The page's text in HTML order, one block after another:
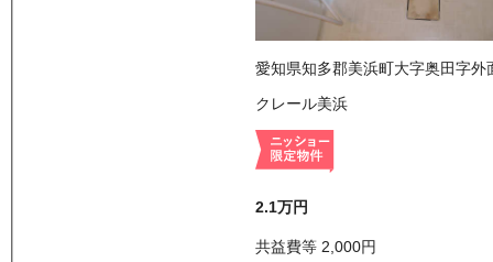
愛知県知多郡美浜町大字奥田字外
クレール美浜
2.1万円
共益費等 2,000円